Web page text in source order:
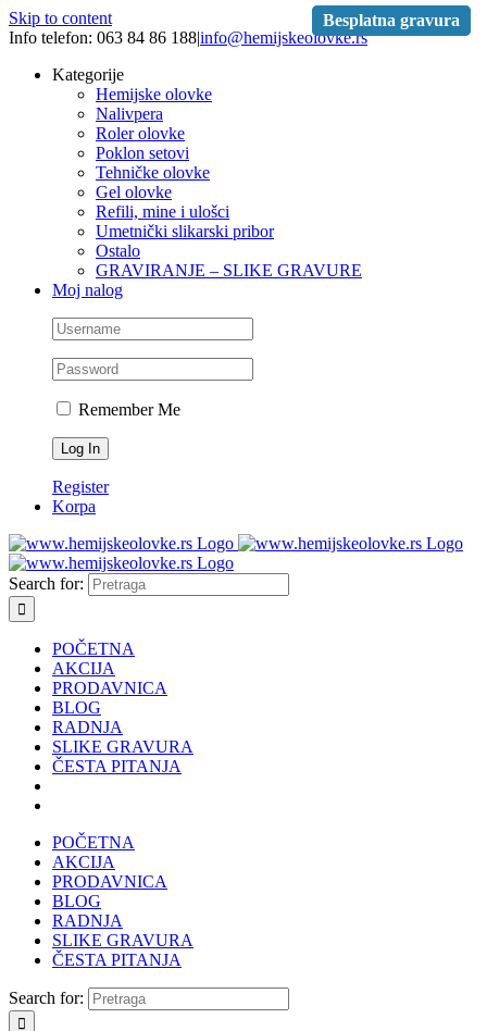
Skip to content
Info telefon: 063 84 86 188|info@hemijskeolovke.rs
Kategorije
Hemijske olovke
Nalivpera
Roler olovke
Poklon setovi
Tehničke olovke
Gel olovke
Refili, mine i ulošci
Umetnički slikarski pribor
Ostalo
GRAVIRANJE – SLIKE GRAVURE
Moj nalog
Remember Me
Register
Korpa
Search for:
POČETNA
AKCIJA
PRODAVNICA
BLOG
RADNJA
SLIKE GRAVURA
ČESTA PITANJA
POČETNA
AKCIJA
PRODAVNICA
BLOG
RADNJA
SLIKE GRAVURA
ČESTA PITANJA
Search for:
Besplatna gravura
Besplatna gravura